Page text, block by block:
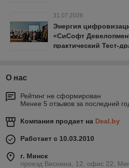
31.07.2026
Энергия
«СиСофт
практический Тест-
О нас
Рейтинг не сформирован
Менее 5 отзывов за последний
Компания продает на Deal.by
Работает с 10.03.2010
г. Минск
проезд Веснина, 12, офис 22,